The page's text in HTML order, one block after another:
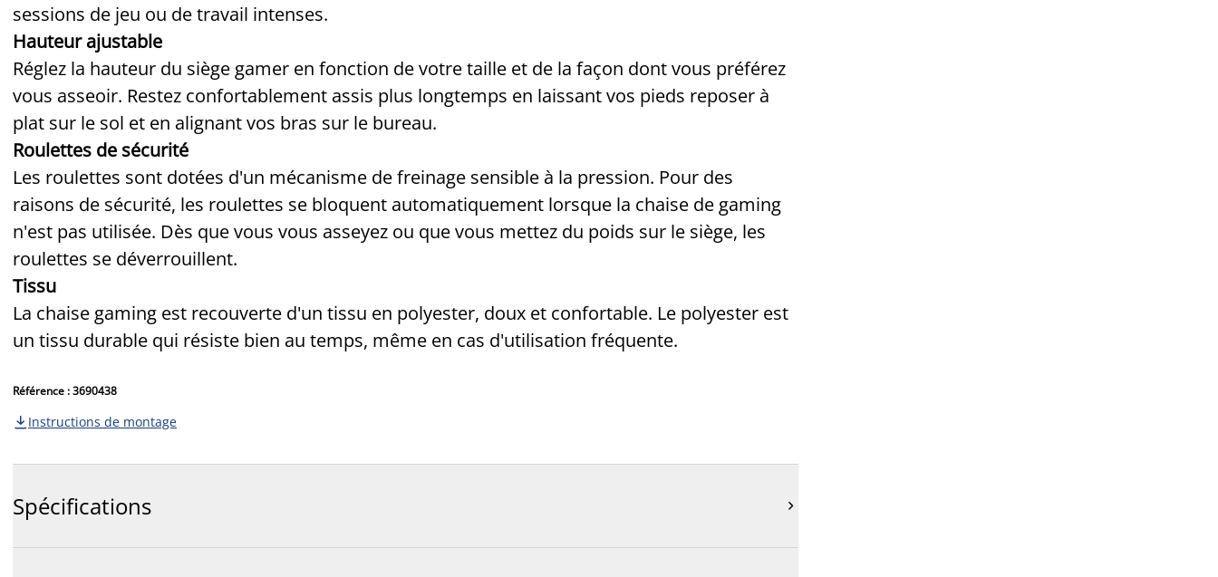
sessions de jeu ou de travail intenses.
Hauteur ajustable
Réglez la hauteur du siège gamer en fonction de votre taille et de la façon dont vous préférez
vous asseoir. Restez confortablement assis plus longtemps en laissant vos pieds reposer à
plat sur le sol et en alignant vos bras sur le bureau.
Roulettes de sécurité
Les roulettes sont dotées d'un mécanisme de freinage sensible à la pression. Pour des
raisons de sécurité, les roulettes se bloquent automatiquement lorsque la chaise de gaming
n'est pas utilisée. Dès que vous vous asseyez ou que vous mettez du poids sur le siège, les
roulettes se déverrouillent.
Tissu
La chaise gaming est recouverte d'un tissu en polyester, doux et confortable. Le polyester est
un tissu durable qui résiste bien au temps, même en cas d'utilisation fréquente.
Référence : 3690438
 Instructions de montage
Spécifications 